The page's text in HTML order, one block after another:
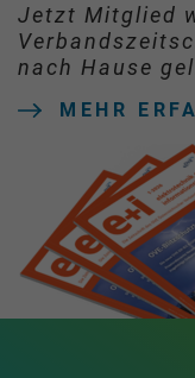
Jetzt Mitglied
nach Hause
MEHR